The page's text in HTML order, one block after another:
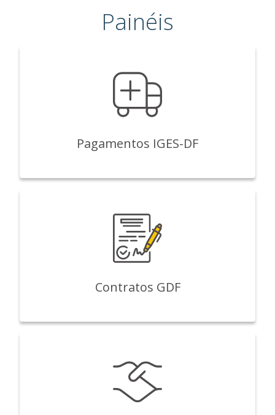
Painéis
Pagamentos IGES-DF
Contratos GDF